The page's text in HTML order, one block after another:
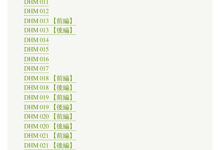
館
の
DHM 012
DHM 013 【前編】
DHM 013 【後編】
DHM 014
DHM 015
DHM 016
DHM 017
DHM 018 【前編】
DHM 018 【後編】
DHM 019 【前編】
DHM 019 【後編】
DHM 020 【前編】
DHM 020 【後編】
DHM 021 【前編】
DHM 021 【後編】